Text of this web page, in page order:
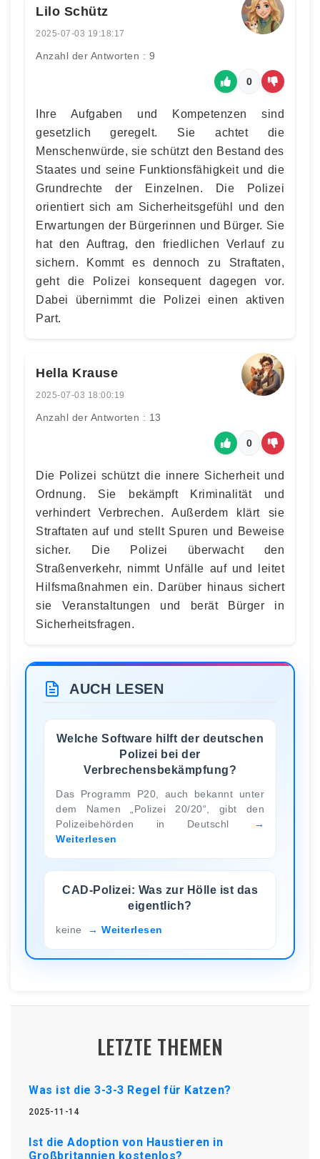
Lilo Schütz
2025-07-03 19:18:17
Anzahl der Antworten : 9
0
Ihre Aufgaben und Kompetenzen sind
gesetzlich geregelt. Sie achtet die
Menschenwürde, sie schützt den Bestand des
Staates und seine Funktionsfähigkeit und die
Grundrechte der Einzelnen. Die Polizei
orientiert sich am Sicherheitsgefühl und den
Erwartungen der Bürgerinnen und Bürger. Sie
hat den Auftrag, den friedlichen Verlauf zu
sichern. Kommt es dennoch zu Straftaten,
geht die Polizei konsequent dagegen vor.
Dabei übernimmt die Polizei einen aktiven
Part.
Hella Krause
2025-07-03 18:00:19
Anzahl der Antworten : 13
0
Die Polizei schützt die innere Sicherheit und
Ordnung. Sie bekämpft Kriminalität und
verhindert Verbrechen. Außerdem klärt sie
Straftaten auf und stellt Spuren und Beweise
sicher. Die Polizei überwacht den
Straßenverkehr, nimmt Unfälle auf und leitet
Hilfsmaßnahmen ein. Darüber hinaus sichert
sie Veranstaltungen und berät Bürger in
Sicherheitsfragen.
AUCH LESEN
Welche Software hilft der deutschen
Polizei bei der
Verbrechensbekämpfung?
Das Programm P20, auch bekannt unter
dem Namen „Polizei 20/20“, gibt den
Polizeibehörden in Deutschl
Weiterlesen
CAD-Polizei: Was zur Hölle ist das
eigentlich?
keine Weiterlesen
LETZTE THEMEN
Was ist die 3-3-3 Regel für Katzen?
2025-11-14
Ist die Adoption von Haustieren in
Großbritannien kostenlos?